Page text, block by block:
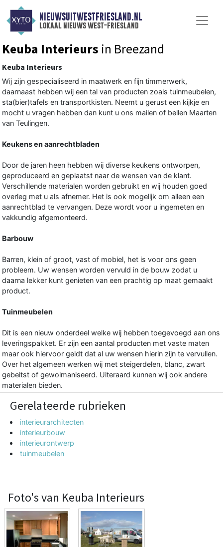
NIEUWSUITWESTFRIESLAND.NL
lokaal nieuws west-friesland
Keuba Interieurs in Breezand
Keuba Interieurs
Wij zijn gespecialiseerd in maatwerk en fijn timmerwerk,
daarnaast hebben wij een tal van producten zoals tuinmeubelen,
sta(bier)tafels en transportkisten. Neemt u gerust een kijkje en
mocht u vragen hebben dan kunt u ons mailen of bellen Maarten
van Teulingen.
Keukens en aanrechtbladen
Door de jaren heen hebben wij diverse keukens ontworpen,
geproduceerd en geplaatst naar de wensen van de klant.
Verschillende materialen worden gebruikt en wij houden goed
overleg met u als afnemer. Het is ook mogelijk om alleen een
aanrechtblad te vervangen. Deze wordt voor u ingemeten en
vakkundig afgemonteerd.
Barbouw
Barren, klein of groot, vast of mobiel, het is voor ons geen
probleem. Uw wensen worden vervuld in de bouw zodat u
daarna lekker kunt genieten van een prachtig op maat gemaakt
product.
Tuinmeubelen
Dit is een nieuw onderdeel welke wij hebben toegevoegd aan ons
leveringspakket. Er zijn een aantal producten met vaste maten
maar ook hiervoor geldt dat al uw wensen hierin zijn te vervullen.
Over het algemeen werken wij met steigerdelen, blanc, zwart
gebeitst of gewolmaniseerd. Uiteraard kunnen wij ook andere
materialen bieden.
Gerelateerde rubrieken
interieurarchitecten
interieurbouw
interieurontwerp
tuinmeubelen
Foto's van Keuba Interieurs